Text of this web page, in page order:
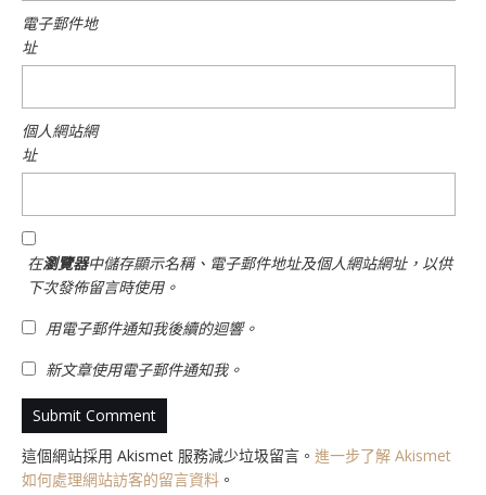
電子郵件地
址
個人網站網
址
在瀏覽器中儲存顯示名稱、電子郵件地址及個人網站網址，以供
下次發佈留言時使用。
用電子郵件通知我後續的迴響。
新文章使用電子郵件通知我。
這個網站採用 Akismet 服務減少垃圾留言。 進一步了解 Akismet
如何處理網站訪客的留言資料 。